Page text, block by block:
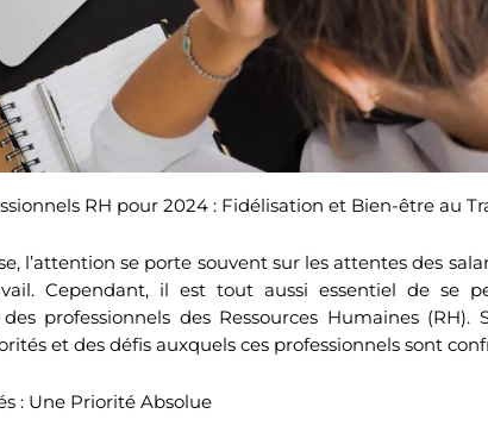
RH pour 2024 : Fidélisation et Bien-être au
l’attention se porte souvent sur les attentes des
Cependant, il est tout aussi essentiel de se
professionnels des Ressources Humaines (RH).
et des défis auxquels ces professionnels sont
: Une Priorité Absolue